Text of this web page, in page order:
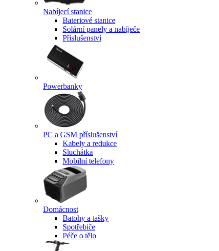
Nabíjecí stanice
Bateriové stanice
Solární panely a nabíječe
Příslušenství
Powerbanky
PC a GSM příslušenství
Kabely a redukce
Sluchátka
Mobilní telefony
Domácnost
Batohy a tašky
Spotřebiče
Péče o tělo